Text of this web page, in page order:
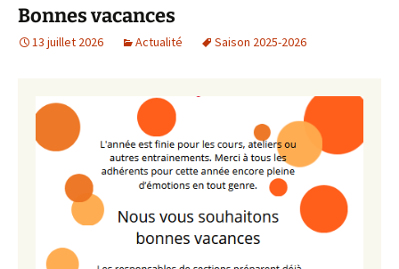
Bonnes vacances
13 juillet 2026 Actualité Saison 2025-2026